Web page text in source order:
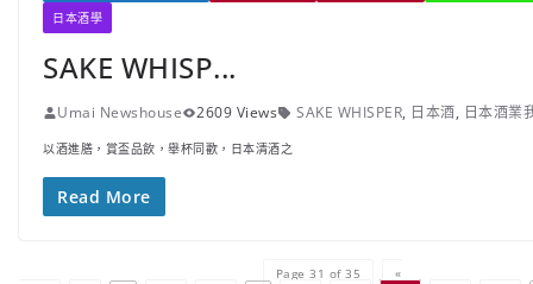
日本酒學
SAKE WHISP...
Umai Newshouse 2609 Views SAKE WHISPER, 日本酒, 日本酒業
以酒進膳，賞盃品飲，舉杯同歡，日本清酒之
Read More
Page 31 of 35
«